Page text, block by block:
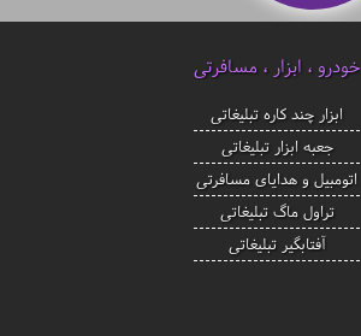
خودرو ، ابزار ، مسافرتی
ابزار چند کاره تبلیغاتی
جعبه ابزار تبلیغاتی
اتومبیل و هدایای مسافرتی
تراول ماگ تبلیغاتی
آفتابگیر تبلیغاتی